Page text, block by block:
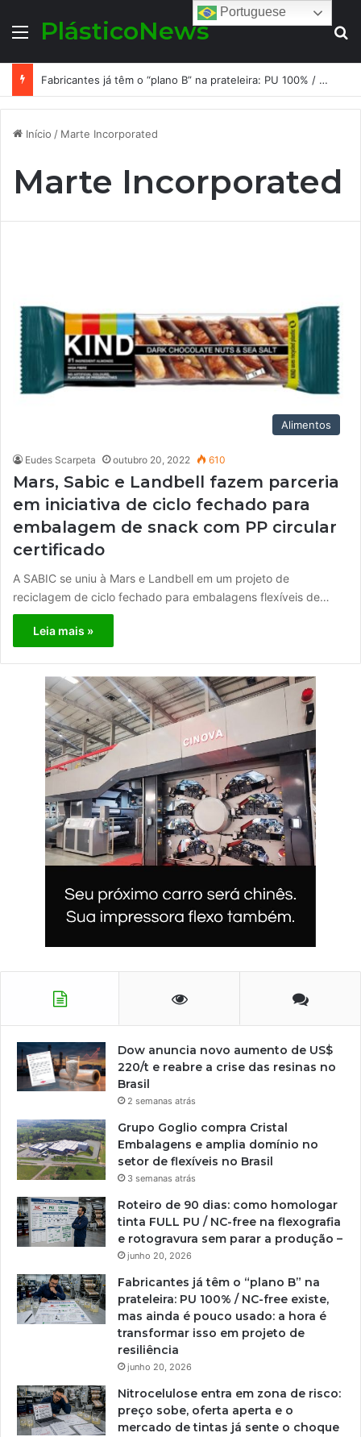
MenuPlásticoNews
Fabricantes já têm o “plano B” na prateleira: PU 100% / NC-free existe, mas ainda é pouco usado: a hora é transformar isso em projeto de resiliência
Início / Marte Incorporated
Marte Incorporated
Alimentos
Eudes Scarpeta outubro 20, 2022 610
Mars, Sabic e Landbell fazem parceria
em iniciativa de ciclo fechado para
embalagem de snack com PP circular
certificado
A SABIC se uniu à Mars e Landbell em um projeto de
reciclagem de ciclo fechado para embalagens flexíveis de…
Leia mais »
Dow anuncia novo aumento de US$
220/t e reabre a crise das resinas no
Brasil
2 semanas atrás
Grupo Goglio compra Cristal
Embalagens e amplia domínio no
setor de flexíveis no Brasil
3 semanas atrás
Roteiro de 90 dias: como homologar
tinta FULL PU / NC-free na flexografia
e rotogravura sem parar a produção –
junho 20, 2026
Fabricantes já têm o “plano B” na
prateleira: PU 100% / NC-free existe,
mas ainda é pouco usado: a hora é
transformar isso em projeto de
resiliência
junho 20, 2026
Nitrocelulose entra em zona de risco:
preço sobe, oferta aperta e o
mercado de tintas já sente o choque
Portuguese